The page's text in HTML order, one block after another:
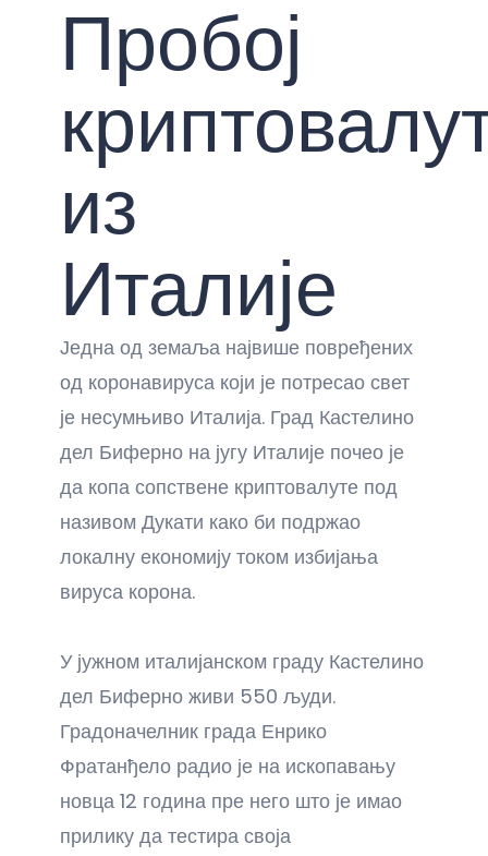
Пробој
из
Италије
Једна од земаља највише повређених
од коронавируса који је потресао свет
је несумњиво Италија. Град Кастелино
дел Биферно на југу Италије почео је
да копа сопствене криптовалуте под
називом Дукати како би подржао
локалну економију током избијања
вируса корона.
У јужном италијанском граду Кастелино
дел Биферно живи 550 људи.
Градоначелник града Енрико
Фратанђело радио је на ископавању
новца 12 година пре него што је имао
прилику да тестира своја